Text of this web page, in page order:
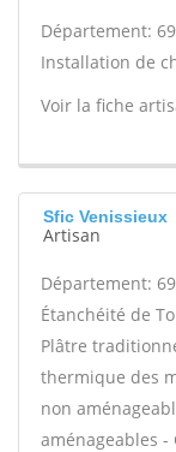
Département: 69
Installation de
Voir la fiche
Sfic Venissieux
Artisan
Département: 69
Étanchéité de
Plâtre
thermique des
non
aménageables -